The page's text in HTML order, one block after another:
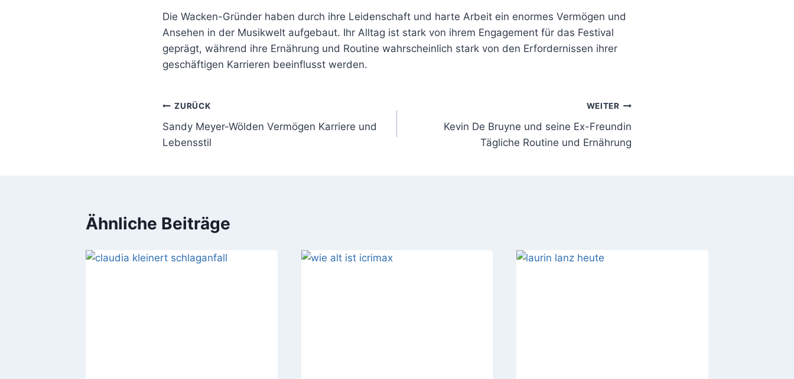
Die Wacken-Gründer haben durch ihre Leidenschaft und harte Arbeit ein enormes Vermögen und
Ansehen in der Musikwelt aufgebaut. Ihr Alltag ist stark von ihrem Engagement für das Festival
geprägt, während ihre Ernährung und Routine wahrscheinlich stark von den Erfordernissen ihrer
geschäftigen Karrieren beeinflusst werden.
Beitragsnavigation
ZURÜCK
Sandy Meyer-Wölden Vermögen Karriere und
Lebensstil
WEITER
Kevin De Bruyne und seine Ex-Freundin
Tägliche Routine und Ernährung
Ähnliche Beiträge